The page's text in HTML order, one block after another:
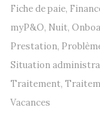
Fiche de paie,
myP&O, Nuit,
Prestation,
Situation
Traitement,
Vacances